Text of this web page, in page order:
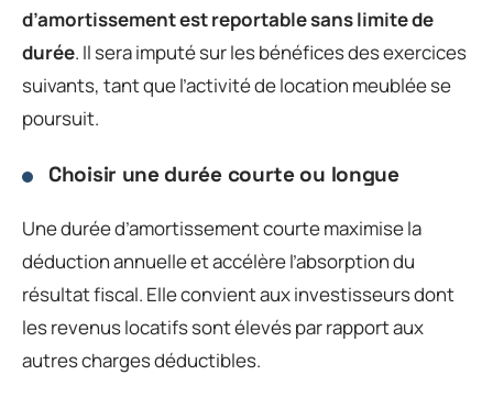
d’amortissement est reportable sans limite de
durée. Il sera imputé sur les bénéfices des exercices
suivants, tant que l’activité de location meublée se
poursuit.
Choisir une durée courte ou longue
Une durée d’amortissement courte maximise la
déduction annuelle et accélère l’absorption du
résultat fiscal. Elle convient aux investisseurs dont
les revenus locatifs sont élevés par rapport aux
autres charges déductibles.